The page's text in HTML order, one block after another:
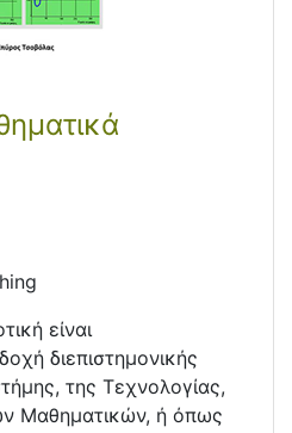
είναι
διεπιστημονικής
της Τεχνολογίας,
Μαθηματικών, ή όπως